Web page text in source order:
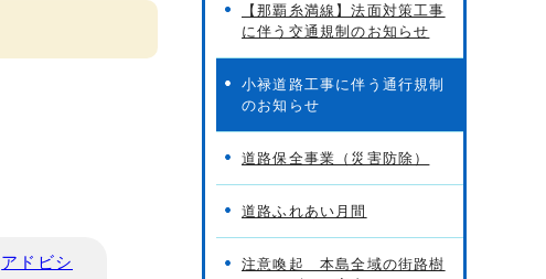
アドビシ
【那覇糸満線】法面対策工事
に伴う交通規制のお知らせ
小禄道路工事に伴う通行規制
のお知らせ
道路保全事業（災害防除）
道路ふれあい月間
注意喚起 本島全域の街路樹